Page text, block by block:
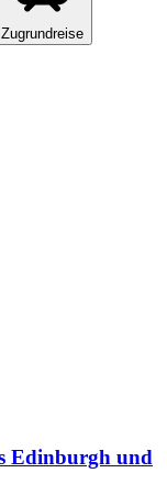
Zugrundreise
Edinburgh und